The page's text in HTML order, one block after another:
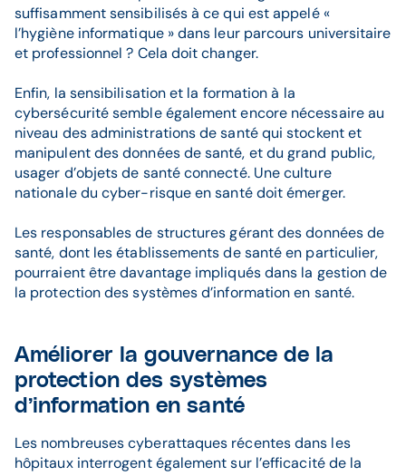
suffisamment sensibilisés à ce qui est appelé «
l’hygiène informatique » dans leur parcours universitaire
et professionnel ? Cela doit changer.
Enfin, la sensibilisation et la formation à la
cybersécurité semble également encore nécessaire au
niveau des administrations de santé qui stockent et
manipulent des données de santé, et du grand public,
usager d’objets de santé connecté. Une culture
nationale du cyber-risque en santé doit émerger.
Les responsables de structures gérant des données de
santé, dont les établissements de santé en particulier,
pourraient être davantage impliqués dans la gestion de
la protection des systèmes d’information en santé.
Améliorer la gouvernance de la
protection des systèmes
d’information en santé
Les nombreuses cyberattaques récentes dans les
hôpitaux interrogent également sur l’efficacité de la